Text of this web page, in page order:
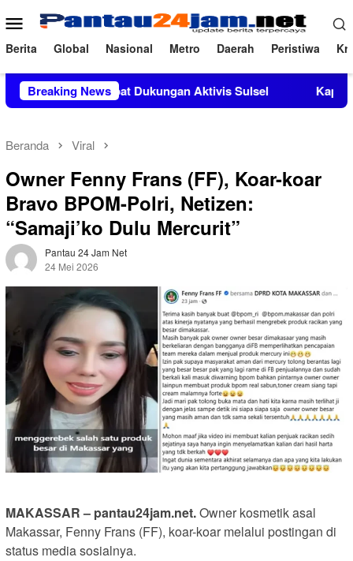
ke
konten
Menu
Mobile
Berita Global Nasional Metro Daerah Peristiwa
Breaking News
Dukungan Aktivis Sulsel Kapolres Polewali
Beranda Viral
Owner Fenny Frans (FF), Koar-koar
Bravo BPOM-Polri, Netizen:
“Samaji’ko Dulu Mercurit”
Pantau 24 Jam Net
24 Mei 2026
MAKASSAR – pantau24jam.net.Owner kosmetik asal
Makassar, Fenny Frans (FF), koar-koar melalui postingan di
status media sosialnya.